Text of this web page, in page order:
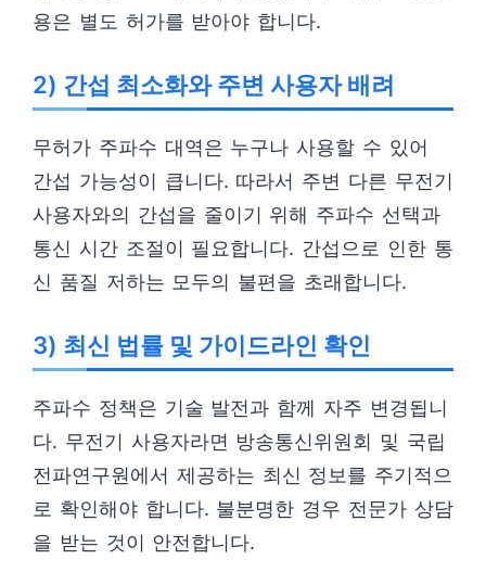
용은 별도 허가를 받아야 합니다.
2) 간섭 최소화와 주변 사용자 배려
무허가 주파수 대역은 누구나 사용할 수 있어
간섭 가능성이 큽니다. 따라서 주변 다른 무전기
사용자와의 간섭을 줄이기 위해 주파수 선택과
통신 시간 조절이 필요합니다. 간섭으로 인한 통
신 품질 저하는 모두의 불편을 초래합니다.
3) 최신 법률 및 가이드라인 확인
주파수 정책은 기술 발전과 함께 자주 변경됩니
다. 무전기 사용자라면 방송통신위원회 및 국립
전파연구원에서 제공하는 최신 정보를 주기적으
로 확인해야 합니다. 불분명한 경우 전문가 상담
을 받는 것이 안전합니다.